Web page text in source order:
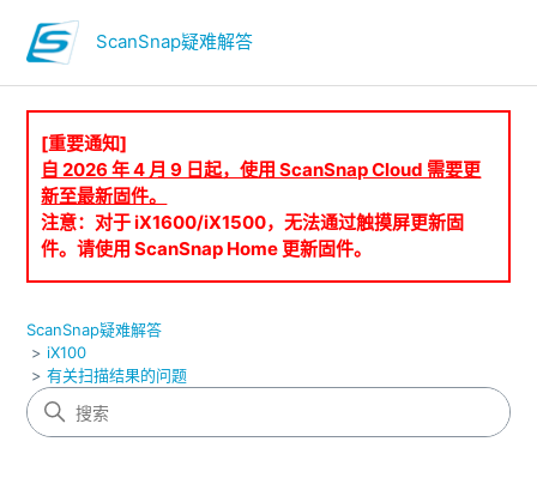
ScanSnap疑难解答
[重要通知]
自 2026 年 4 月 9 日起，使用 ScanSnap Cloud 需要更
新至最新固件。
注意：对于 iX1600/iX1500，无法通过触摸屏更新固
件。请使用 ScanSnap Home 更新固件。
ScanSnap疑难解答
iX100
有关扫描结果的问题